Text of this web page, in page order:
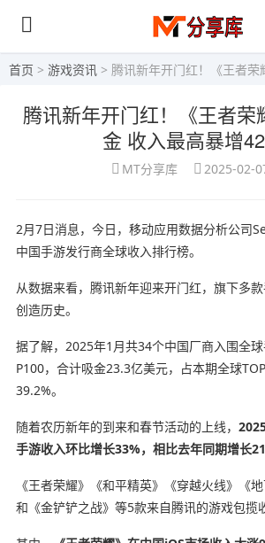
首页 > 游戏资讯 > 腾讯新年开门红！《王者荣耀》等
腾讯新年开门红！《王者荣
金 收入最高暴增
MT分享库 2025-02-
2月7日消息，今日，移动应用数据分析公司
中国手游发行商全球收入排行榜。
从数据来看，腾讯新年迎来开门红，旗下多
创造历史。
据了解，2025年1月共34个中国厂商入围全
P100，合计吸金23.3亿美元，占本期全球
39.2%。
随着农历新年的到来和春节活动的上线，
手游收入环比增长33%，相比去年同期增长
《王者荣耀》《和平精英》《穿越火线》《
和《金铲铲之战》等5款来自腾讯的游戏包揽